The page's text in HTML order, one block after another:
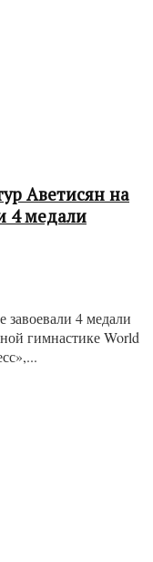
Аветисян на
4 медали
4 медали
гимнастике World